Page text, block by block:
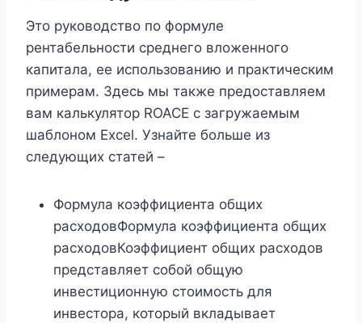
Это руководство по формуле
рентабельности среднего вложенного
капитала, ее использованию и практическим
примерам. Здесь мы также предоставляем
вам калькулятор ROACE с загружаемым
шаблоном Excel. Узнайте больше из
следующих статей –
Формула коэффициента общих
расходовФормула коэффициента общих
расходовКоэффициент общих расходов
представляет собой общую
инвестиционную стоимость для
инвестора, который вкладывает